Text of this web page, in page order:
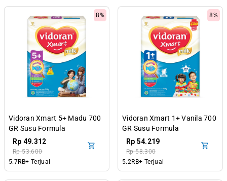
8%
Vidoran Xmart 5+ Madu 700
GR Susu Formula
Pertumbuhan Anak 5-12
Tahun
Rp 49.312
Rp 53.600
5.7RB+ Terjual
8%
Vidoran Xmart 1+ Vanila 700
GR Susu Formula
Pertumbuhan Anak 1-3
Tahun
Rp 54.219
Rp 58.300
5.2RB+ Terjual